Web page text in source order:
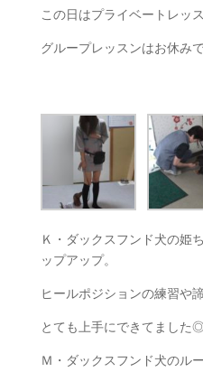
この日はプライベートレッ
グループレッスンはお休みで
Ｋ・ダックスフンド犬の姫
ップアップ。
ヒールポジションの練習や
とても上手にできてました
Ｍ・ダックスフンド犬のル